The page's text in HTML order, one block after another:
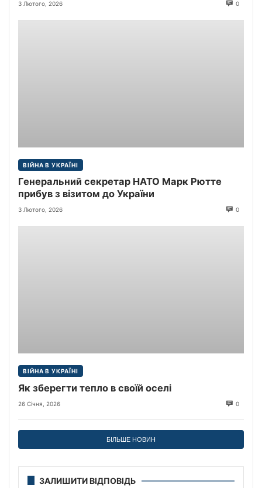
3 Лютого, 2026 0
ВІЙНА В УКРАЇНІ
Генеральний секретар НАТО Марк Рютте
прибув з візитом до України
3 Лютого, 2026 0
ВІЙНА В УКРАЇНІ
Як зберегти тепло в своїй оселі
26 Січня, 2026 0
БІЛЬШЕ НОВИН
ЗАЛИШИТИ ВІДПОВІДЬ